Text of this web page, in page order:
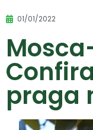
01/01/2022
praga